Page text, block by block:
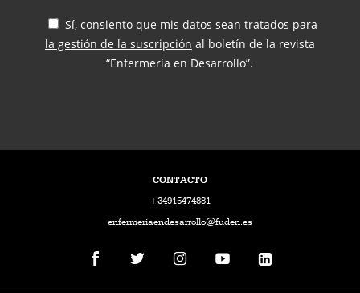
Sí, consiento que mis datos sean tratados para
la gestión de la suscripción al boletín de la revista
“Enfermería en Desarrollo”.
CONTACTO
+34915474881
enfermeriaendesarrollo@fuden.es